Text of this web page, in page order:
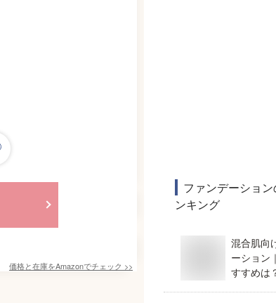
価格と在庫をAmazonでチェック >>
ファンデーション
ンキング
混合肌向
ーション
すすめは